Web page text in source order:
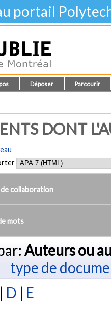
portail
Déposer Parcourir
DONT
de collaboration
mots
Auteurs ou
type de
| D | E